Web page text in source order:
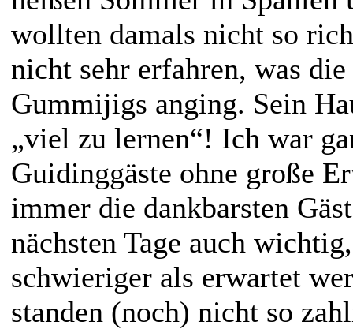
wollten damals nicht so
nicht sehr erfahren, was
Gummijigs anging. Sein
„viel zu lernen“! Ich war
Guidinggäste ohne große
immer die dankbarsten
nächsten Tage auch
schwieriger als erwartet
standen (noch) nicht so